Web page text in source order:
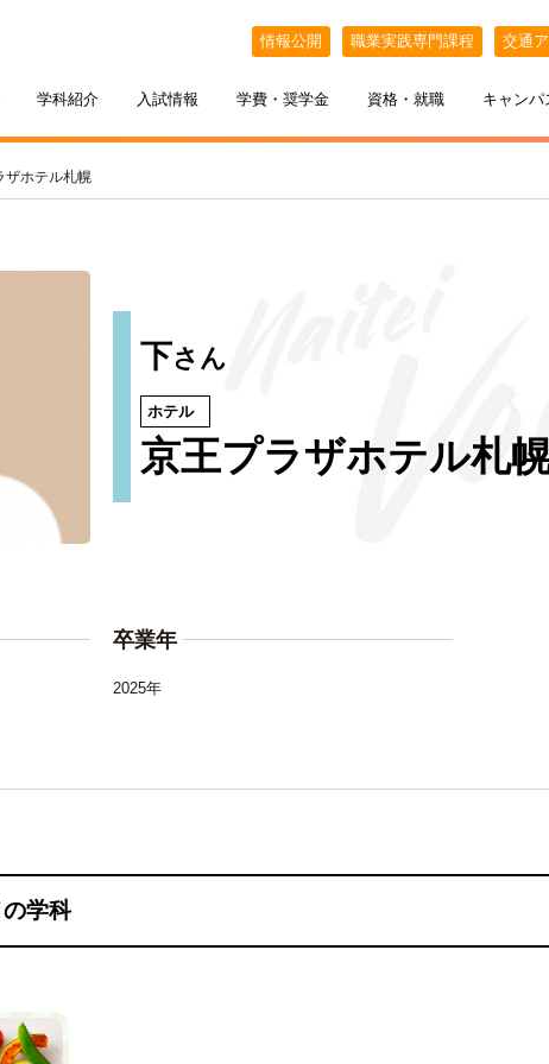
情報公開 職業実践専門課程 交通
教える札幌ベルの魅力
学科紹介
カフェ・スイーツ専科 3年間の学び
入試情報
選抜（AO入試） 特待生制度
学費・奨学金
ポート
資格・就職
ポート
キャンパ
ケジュール
・フリーター・大学生の方へ
インオープンキャンパス 出張オープンキャンパス
ザホテル札幌
下さん
ホテル
京王プラザホテル札
卒業年
2025年
学科